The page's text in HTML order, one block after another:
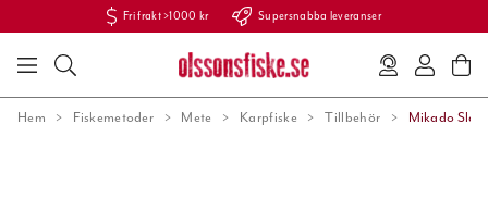
Fri frakt >1000 kr Supersnabba leveranser
Hem Fiskemetoder Mete Karpfiske Tillbehör Mikado